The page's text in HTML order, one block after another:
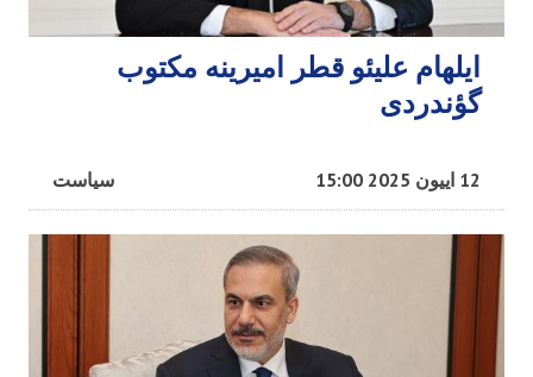
ایلهام علیئو قطر امیرینه مکتوب
گؤندردی
سیاست 12 اییون 2025 15:00